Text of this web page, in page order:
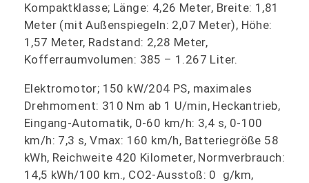
Kompaktklasse; Länge: 4,26 Meter, Breite: 1,81
Meter (mit Außenspiegeln: 2,07 Meter), Höhe:
1,57 Meter, Radstand: 2,28 Meter,
Kofferraumvolumen: 385 – 1.267 Liter.
Elektromotor; 150 kW/204 PS, maximales
Drehmoment: 310 Nm ab 1 U/min, Heckantrieb,
Eingang-Automatik, 0-60 km/h: 3,4 s, 0-100
km/h: 7,3 s, Vmax: 160 km/h, Batteriegröße 58
kWh, Reichweite 420 Kilometer, Normverbrauch:
14,5 kWh/100 km., CO2-Ausstoß: 0 g/km,